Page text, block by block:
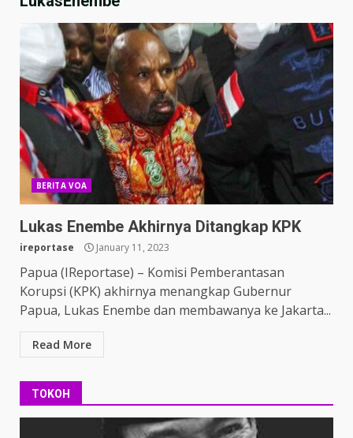
BERITA VOA
Lukas Enembe Akhirnya Ditangkap KPK
ireportase January 11, 2023
Papua (IReportase) – Komisi Pemberantasan
Korupsi (KPK) akhirnya menangkap Gubernur
Papua, Lukas Enembe dan membawanya ke Jakarta...
Read More
TOKOH